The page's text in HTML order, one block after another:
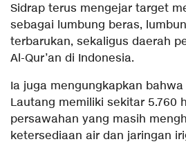
Sidrap terus mengejar target
sebagai lumbung beras,
terbarukan, sekaligus daerah
Al-Qur’an di Indonesia.
Ia juga mengungkapkan
Lautang memiliki sekitar 5.760
persawahan yang masih
ketersediaan air dan jaringan